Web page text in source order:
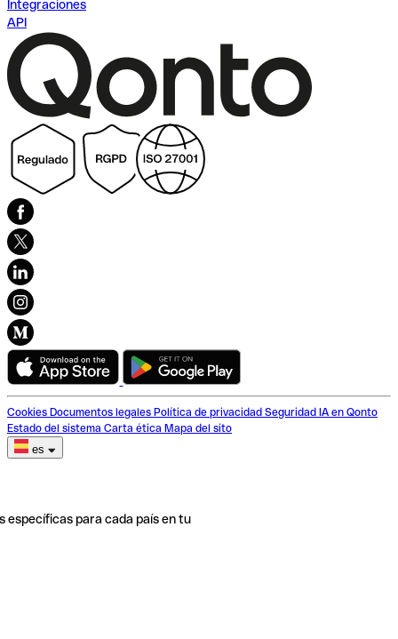
Integraciones
API
Cookies Documentos legales Política de privacidad Seguridad IA en Qonto
Estado del sistema Carta ética Mapa del sito
es
específicas para cada país en tu